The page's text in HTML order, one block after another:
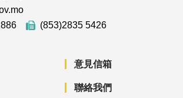
(853)2835 5426
意見信箱
聯絡我們